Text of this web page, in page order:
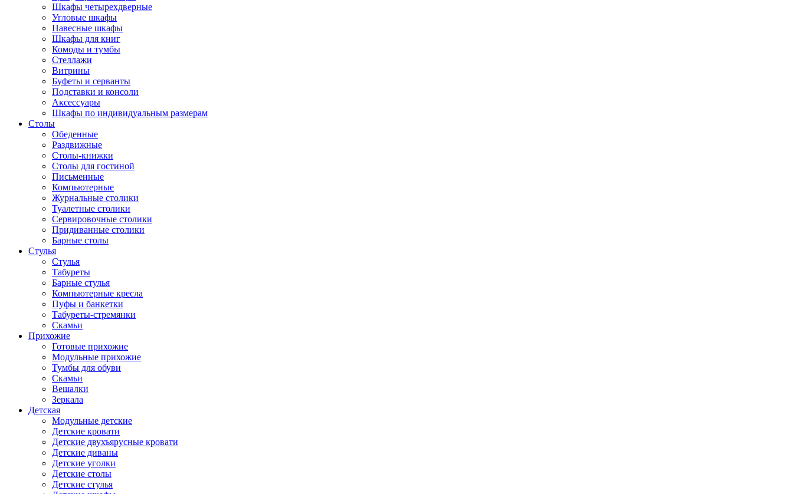
Шкафы четырехдверные
Угловые шкафы
Навесные шкафы
Шкафы для книг
Комоды и тумбы
Стеллажи
Витрины
Буфеты и серванты
Подставки и консоли
Аксессуары
Шкафы по индивидуальным размерам
Столы
Обеденные
Раздвижные
Столы-книжки
Столы для гостиной
Письменные
Компьютерные
Журнальные столики
Туалетные столики
Сервировочные столики
Придиванные столики
Барные столы
Стулья
Стулья
Табуреты
Барные стулья
Компьютерные кресла
Пуфы и банкетки
Табуреты-стремянки
Скамьи
Прихожие
Готовые прихожие
Модульные прихожие
Тумбы для обуви
Скамьи
Вешалки
Зеркала
Детская
Модульные детские
Детские кровати
Детские двухъярусные кровати
Детские диваны
Детские уголки
Детские столы
Детские стулья